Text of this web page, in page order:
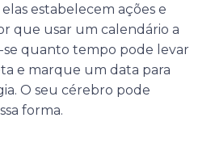
estabelecem ações e
que usar um calendário a
quanto tempo pode levar
e marque um data para
O seu cérebro pode
forma.